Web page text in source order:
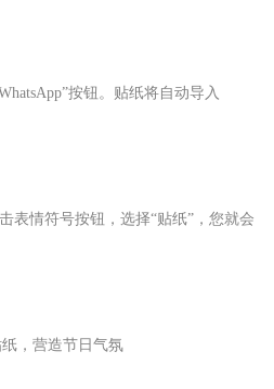
按钮。贴纸将自动导入
表情符号按钮，选择“贴纸”，您就会
，营造节日气氛